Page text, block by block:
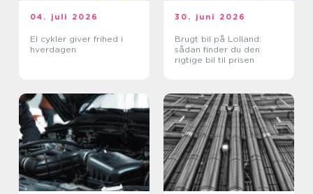
04. juli 2026
El cykler giver frihed i
hverdagen
30. juni 2026
Brugt bil på Lolland:
sådan finder du den
rigtige bil til prisen